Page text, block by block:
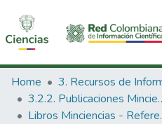
Communities & Collections
All of DSpace
Home
3.2.2.
Libros